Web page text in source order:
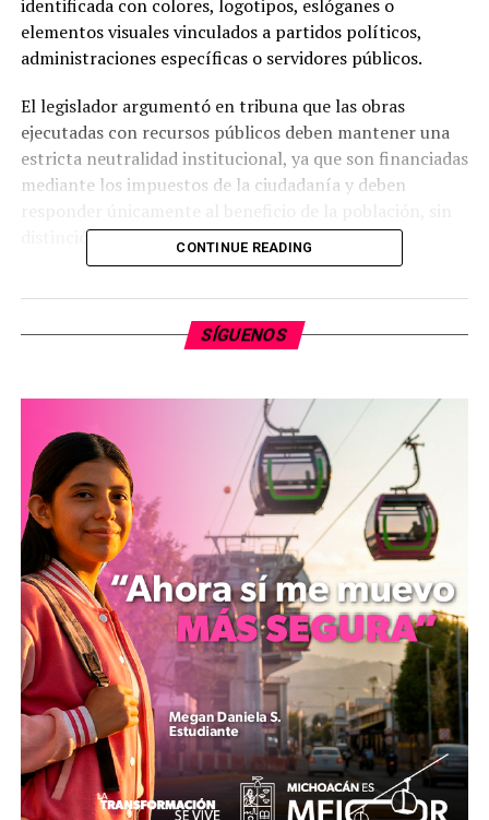
identificada con colores, logotipos, eslóganes o
elementos visuales vinculados a partidos políticos,
administraciones específicas o servidores públicos.
El legislador argumentó en tribuna que las obras
ejecutadas con recursos públicos deben mantener una
estricta neutralidad institucional, ya que son financiadas
mediante los impuestos de la ciudadanía y deben
distinción de ideologías políticas.
clínicas y puentes se ha normalizado de manera errónea.
cambiar la identidad visual de los bienes públicos con
cada transición de gobierno.
La propuesta formal busca que los bienes e
infraestructura del estado queden blindados contra el
uso de elementos de difusión política. Según el
diputado, la eliminación de estas prácticas permitiría
reorientar los recursos económicos que actualmente se
destinan al cambio de pintura e imagen institucional
hacia rubros prioritarios como el mantenimiento de
vialidades, luminarias, seguridad y el abastecimiento de
medicamentos.
mizitacuaro
CONTINUE READING
SÍGUENOS